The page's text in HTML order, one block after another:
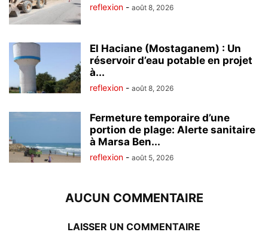
reflexion - août 8, 2026
El Haciane (Mostaganem) : Un
réservoir d’eau potable en projet
à...
reflexion - août 8, 2026
Fermeture temporaire d’une
portion de plage: Alerte sanitaire
à Marsa Ben...
reflexion - août 5, 2026
AUCUN COMMENTAIRE
LAISSER UN COMMENTAIRE